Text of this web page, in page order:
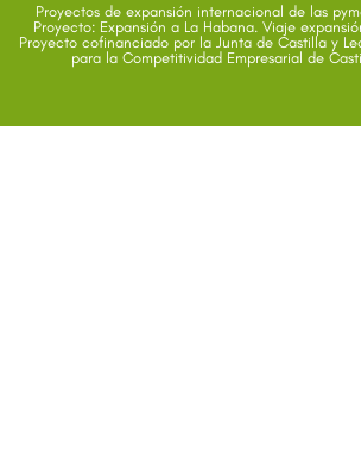
Proyectos de expansión internacional de las
Proyecto: Expansión a La Habana. Viaje
Proyecto cofinanciado por la Junta de Castilla y
para la Competitividad Empresarial de